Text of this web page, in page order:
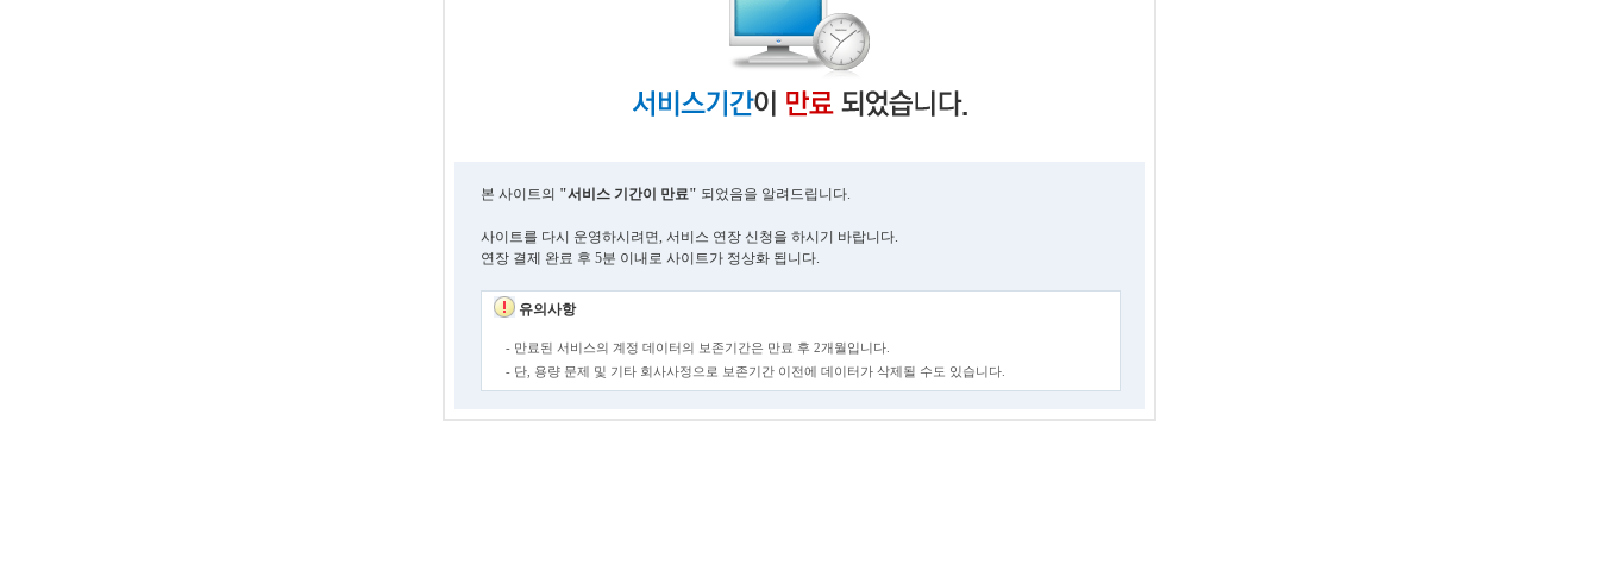
본 사이트의 "서비스 기간이 만료" 되었음을 알려드립니다.
사이트를 다시 운영하시려면, 서비스 연장 신청을 하시기 바랍니다.
연장 결제 완료 후 5분 이내로 사이트가 정상화 됩니다.
유의사항
- 만료된 서비스의 계정 데이터의 보존기간은 만료 후 2개월입니다.
- 단, 용량 문제 및 기타 회사사정으로 보존기간 이전에 데이터가 삭제될 수도 있습니다.